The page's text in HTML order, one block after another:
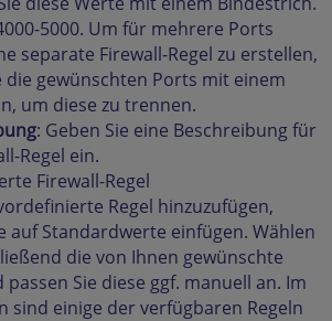
5000. Um für mehrere Ports
separate Firewall-Regel zu erstellen,
die gewünschten Ports mit einem
um diese zu trennen.
: Geben Sie eine Beschreibung für
Regel ein.
Firewall-Regel
Regel hinzuzufügen,
auf Standardwerte einfügen. Wählen
die von Ihnen gewünschte
passen Sie diese ggf. manuell an. Im
sind einige der verfügbaren Regeln